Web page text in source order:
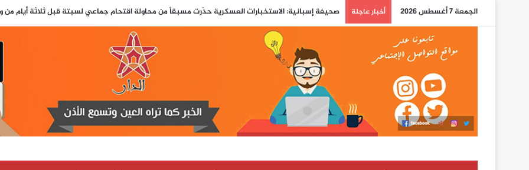
الجمعة 7 أغسطس 2026 أخبار عاجلة دعوات جديدة عبر مواقع التواصل تقلق مدريد.. السلطات الإسبانية تترقب محاولة اقتحام جماعي جديدة